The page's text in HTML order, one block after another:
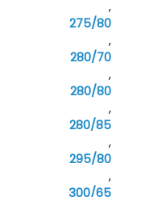
,
275/80
,
280/70
,
280/80
,
280/85
,
295/80
,
300/65